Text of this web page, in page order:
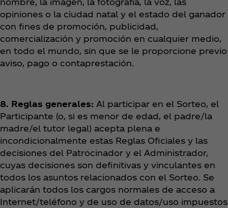
opiniones o la ciudad natal y el estado del ganador
con fines de promoción, publicidad,
comercialización y promoción en cualquier medio,
en todo el mundo, sin que se le proporcione previo
aviso, pago o contaprestación.
8. Reglas generales: Al participar en el Sorteo, el
Participante (o, si es menor de edad, el padre/la
madre/el tutor legal) acepta plena e
incondicionalmente estas Reglas Oficiales y las
decisiones del Patrocinador y el Administrador,
cuyas decisiones son definitivas y vinculantes en
todos los asuntos relacionados con el Sorteo. Se
aplicarán todos los cargos normales de acceso a
Internet/teléfono y de uso de datos/uso impuestos